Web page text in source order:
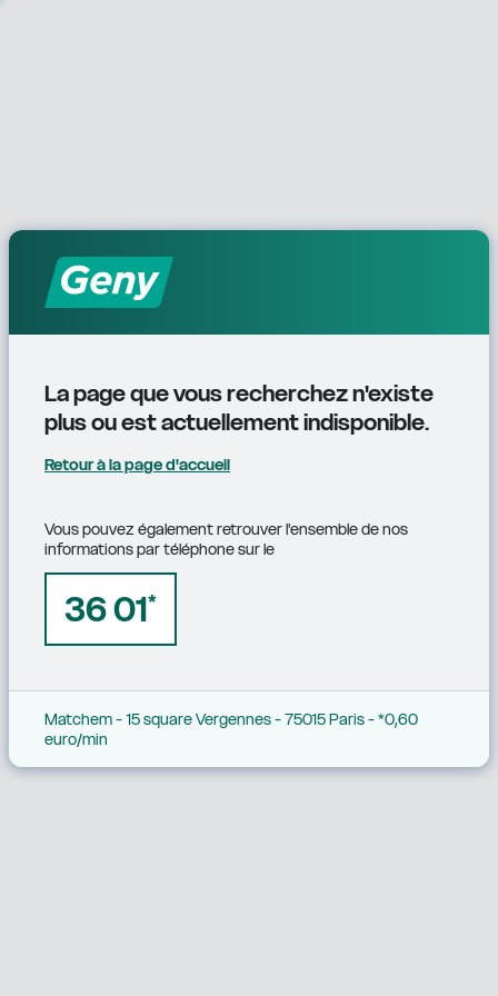
La page que vous recherchez n'existe
plus ou est actuellement indisponible.
Retour à la page d'accueil
Vous pouvez également retrouver l'ensemble de nos
informations par téléphone sur le
36 01*
Matchem - 15 square Vergennes - 75015 Paris - *0,60
euro/min